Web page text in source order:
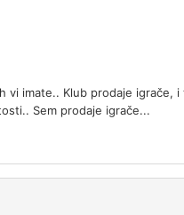
imate.. Klub prodaje
Sem prodaje igrače...